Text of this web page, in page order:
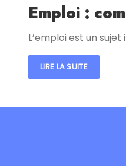
Emploi :
L’emploi est un
LIRE LA SUITE